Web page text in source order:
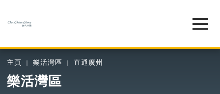
主頁 樂活灣區 直通廣州
樂活灣區